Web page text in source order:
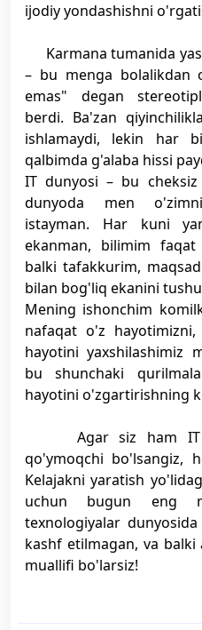
ijodiy yondashishni
Karmana tumanida
– bu menga bolalikdan
emas" degan
berdi. Ba'zan
ishlamaydi, lekin har
qalbimda g'alaba hissi
IT dunyosi – bu
dunyoda men
istayman. Har kuni
ekanman, bilimim
balki tafakkurim,
bilan bog'liq ekanini
Mening ishonchim
nafaqat o'z
hayotini yaxshilashimiz
bu shunchaki
hayotini o'zgartirishning
Agar siz ham IT
qo'ymoqchi bo'lsangiz,
Kelajakni yaratish
uchun bugun eng
texnologiyalar
kashf etilmagan, va
muallifi bo'larsiz!